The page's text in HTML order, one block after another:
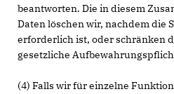
beantworten. Die in diesem
Daten löschen wir, nachdem die
erforderlich ist, oder schränken
gesetzliche
(4) Falls wir für einzelne